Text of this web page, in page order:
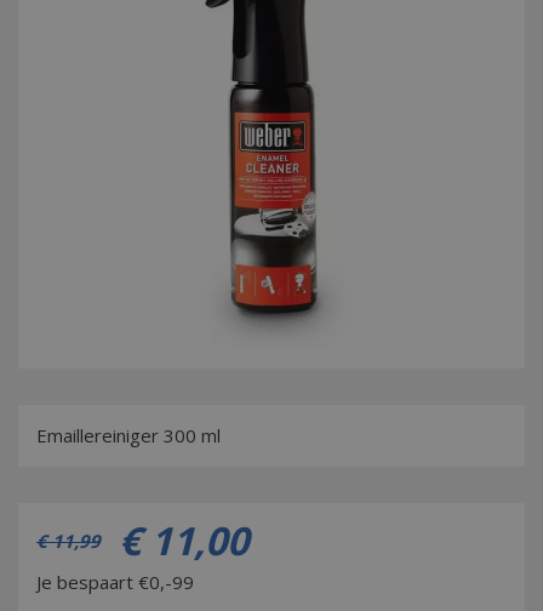
Emaillereiniger 300 ml
€ 11,99 € 11,00
Je bespaart €0,-99